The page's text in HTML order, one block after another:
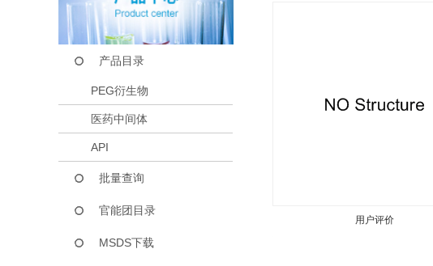
产品目录
PEG衍生物
医药中间体
API
批量查询
官能团目录
MSDS下载
用户评价